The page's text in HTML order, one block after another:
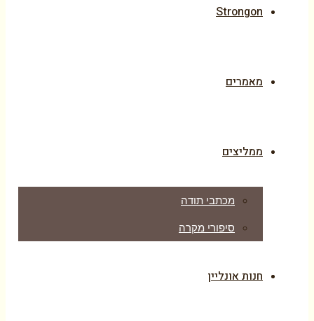
Strongon
מאמרים
ממליצים
מכתבי תודה
סיפורי מקרה
חנות אונליין